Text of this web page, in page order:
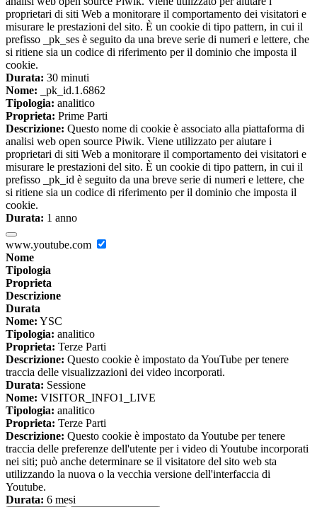
proprietari di siti Web a monitorare il comportamento dei visitatori e
misurare le prestazioni del sito. È un cookie di tipo pattern, in cui il
prefisso _pk_ses è seguito da una breve serie di numeri e lettere, che
si ritiene sia un codice di riferimento per il dominio che imposta il
cookie.
Durata: 30 minuti
Nome: _pk_id.1.6862
Tipologia: analitico
Proprieta: Prime Parti
Descrizione: Questo nome di cookie è associato alla piattaforma di
analisi web open source Piwik. Viene utilizzato per aiutare i
proprietari di siti Web a monitorare il comportamento dei visitatori e
misurare le prestazioni del sito. È un cookie di tipo pattern, in cui il
prefisso _pk_id è seguito da una breve serie di numeri e lettere, che
si ritiene sia un codice di riferimento per il dominio che imposta il
cookie.
Durata: 1 anno
www.youtube.com
Nome
Tipologia
Proprieta
Descrizione
Durata
Nome: YSC
Tipologia: analitico
Proprieta: Terze Parti
Descrizione: Questo cookie è impostato da YouTube per tenere
traccia delle visualizzazioni dei video incorporati.
Durata: Sessione
Nome: VISITOR_INFO1_LIVE
Tipologia: analitico
Proprieta: Terze Parti
Descrizione: Questo cookie è impostato da Youtube per tenere
traccia delle preferenze dell'utente per i video di Youtube incorporati
nei siti; può anche determinare se il visitatore del sito web sta
utilizzando la nuova o la vecchia versione dell'interfaccia di
Youtube.
Durata: 6 mesi